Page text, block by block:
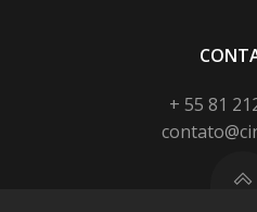
+ 55 81